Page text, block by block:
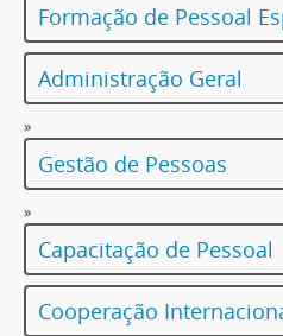
Formação de Pessoal
Administração Geral
»
Gestão de Pessoas
»
Capacitação de Pessoal
Cooperação